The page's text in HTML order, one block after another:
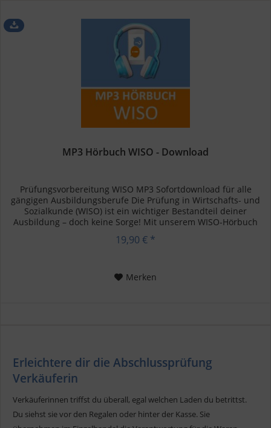
MP3 Hörbuch WISO - Download
Prüfungsvorbereitung WISO MP3 Sofortdownload für alle
gängigen Ausbildungsberufe Die Prüfung in Wirtschafts- und
Sozialkunde (WISO) ist ein wichtiger Bestandteil deiner
Ausbildung – doch keine Sorge! Mit unserem WISO-Hörbuch
19,90 € *
Merken
Erleichtere dir die Abschlussprüfung
Verkäuferin
Verkäuferinnen triffst du überall, egal welchen Laden du betrittst.
Du siehst sie vor den Regalen oder hinter der Kasse. Sie